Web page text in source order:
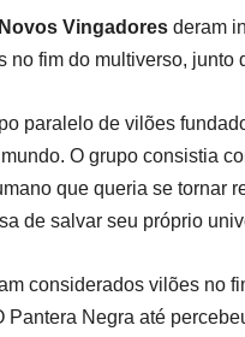
Novos Vingadores deram
no fim do multiverso, junto
paralelo de vilões
O grupo consistia
que queria se tornar
de salvar seu próprio
considerados vilões no
Pantera Negra até